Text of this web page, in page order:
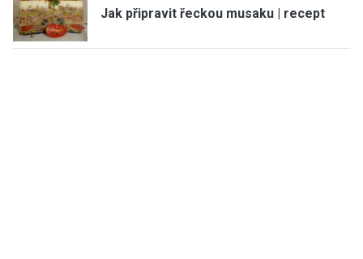
Jak připravit řeckou musaku | recept